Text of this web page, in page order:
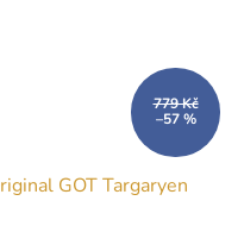
779 Kč
–57 %
GOT Targaryen